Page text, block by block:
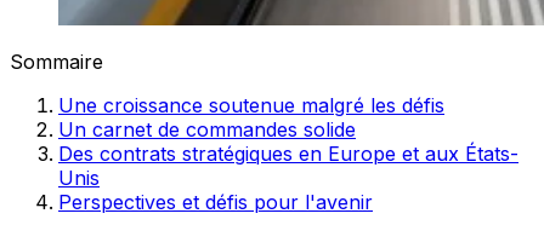
Sommaire
Une croissance soutenue malgré les défis
Un carnet de commandes solide
Des contrats stratégiques en Europe et aux États-
Unis
Perspectives et défis pour l'avenir